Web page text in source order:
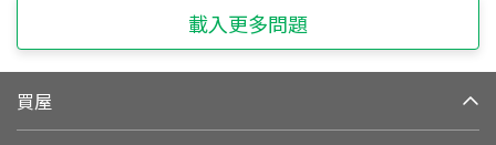
載入更多問題
買屋